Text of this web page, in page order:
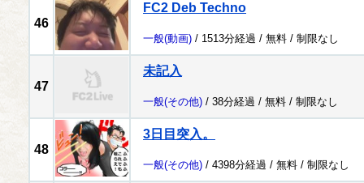
46
FC2 Deb Techno
一般(動画) / 1513分経過 / 無料 / 制限なし
47
未記入
一般(その他) / 38分経過 / 無料 / 制限なし
48
3日目突入。
一般(その他) / 4398分経過 / 無料 / 制限なし